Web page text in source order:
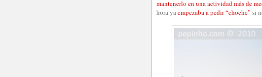
mantenerlo en una actividad más de
hora yaempezaba a pedir “choche” si